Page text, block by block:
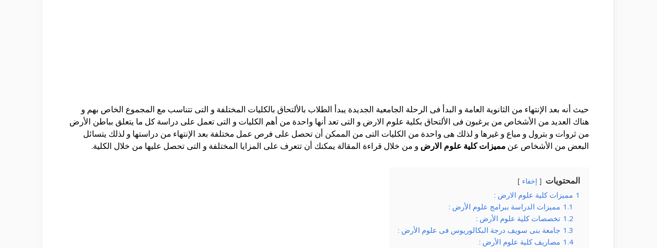
حيث أنه بعد الإنتهاء من الثانوية العامة و البدأ فى الرحلة الجامعية الجديدة يبدأ الطلاب بالألتحاق بالكليات المختلفة و التى تتناسب مع المجموع الخاص بهم و
هناك العديد من الأشخاص من يرغبون فى الألتحاق بكلية علوم الارض و التى تعد أنها واحدة من أهم الكليات و التى تعمل على دراسة كل ما يتعلق بباطن الأرض
من ثروات و بترول و مياع و غيرها و لذلك هى واحدة من الكليات التى من الممكن أن تحصل على فرص عمل مختلفة بعد الإنتهاء من دراستها و لذلك يتسائل
البعض من الأشخاص عن مميزات كلية علوم الارض و من خلال قراءة المقالة يمكنك أن تتعرف على المزايا المختلفة و التى تحصل عليها من خلال الكلية.
المحتويات إخفاء
1 مميزات كلية علوم الارض :
1.1 مميزات الدراسة ببرامج علوم الأرض :
1.2 تخصصات كلية علوم الأرض :
1.3 جامعة بنى سويف درجة البكالوريوس فى علوم الأرض :
1.4 مصاريف كلية علوم الأرض :